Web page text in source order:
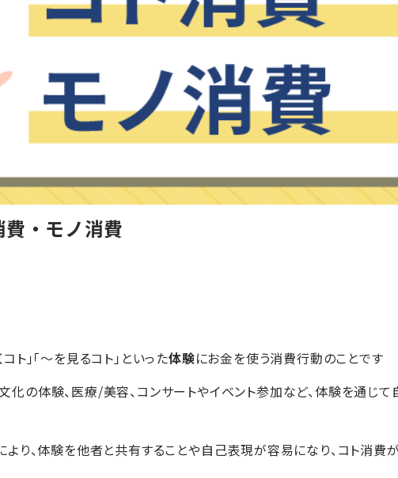
費・モノ消費
ト」「～を見るコト」といった体験にお金を使う消費行動のことです
の体験、医療/美容、コンサートやイベント参加など、体験を通じて
より、体験を他者と共有することや自己表現が容易になり、コト消費